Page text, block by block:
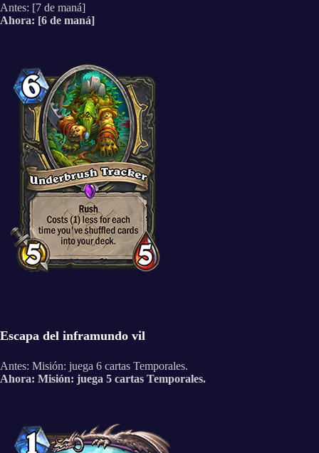
Antes: [7 de maná]
Ahora: [6 de maná]
Escapa del inframundo vil
Antes: Misión: juega 6 cartas Temporales.
Ahora: Misión: juega 5 cartas Temporales.